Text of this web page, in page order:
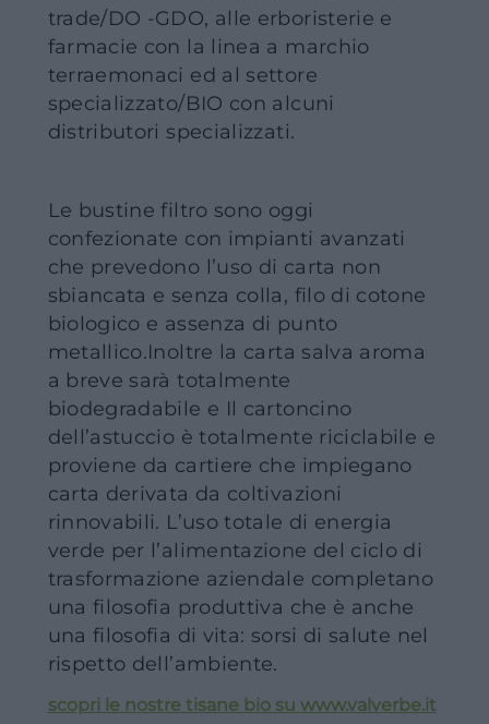
trade/DO -GDO, alle erboristerie e
farmacie con la linea a marchio
terraemonaci ed al settore
specializzato/BIO con alcuni
distributori specializzati.
Le bustine filtro sono oggi
confezionate con impianti avanzati
che prevedono l’uso di carta non
sbiancata e senza colla, filo di cotone
biologico e assenza di punto
metallico.Inoltre la carta salva aroma
a breve sarà totalmente
biodegradabile e Il cartoncino
dell’astuccio è totalmente riciclabile e
proviene da cartiere che impiegano
carta derivata da coltivazioni
rinnovabili. L’uso totale di energia
verde per l’alimentazione del ciclo di
trasformazione aziendale completano
una filosofia produttiva che è anche
una filosofia di vita: sorsi di salute nel
rispetto dell’ambiente.
scopri le nostre tisane bio su www.valverbe.it